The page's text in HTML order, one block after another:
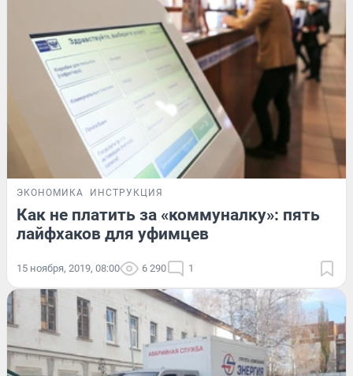
ЭКОНОМИКА ИНСТРУКЦИЯ
Как не платить за «коммуналку»: пять
лайфхаков для уфимцев
15 ноября, 2019, 08:00 6 290 1